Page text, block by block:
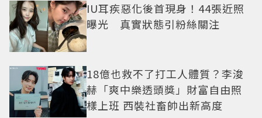
IU耳疾惡化後首現身！44張近照
曝光 真實狀態引粉絲關注
18億也救不了打工人體質？李浚
赫「爽中樂透頭獎」財富自由照
樣上班 西裝社畜帥出新高度